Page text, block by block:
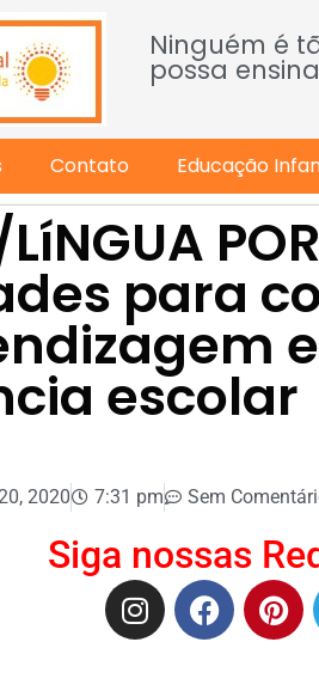
Ninguém é
possa
Contato Educação
para
escolar
2020 7:31 pm Sem
Siga nossas